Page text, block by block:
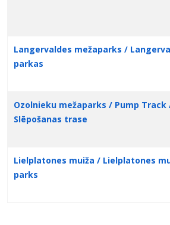
Langervaldes mežaparks /
parkas
Ozolnieku mežaparks / Pump Track
Slēpošanas trase
Lielplatones muiža / Lielplatones
parks